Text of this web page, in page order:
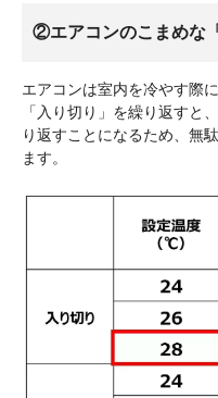
②エアコンのこまめな
エアコンは室内を冷やす際
「入り切り」を繰り返すと
り返すことになるため、無
ます。